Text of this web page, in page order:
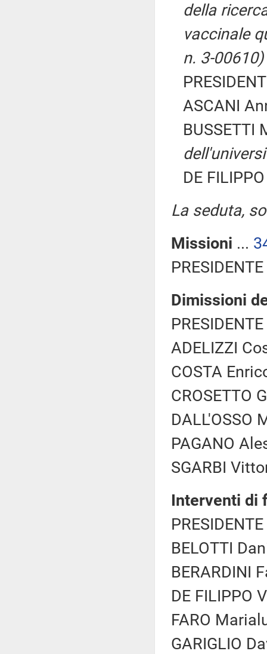
della
vaccinale
n. 3-00610)
ASCANI
BUSSETTI
DE
La seduta,
Missioni ...
Dimissioni
ADELIZZI
COSTA
CROSETTO
DALL'OSSO
PAGANO
SGARBI
Interventi di
BELOTTI
BERARDINI
DE FILIPPO
FARO
GARIGLIO